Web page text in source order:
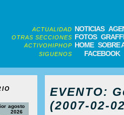
ACTUALIDAD NOTICIAS
OTRAS SECCIONES FOTOS
ACTIVOHIPHOP HOME SOBRE
SIGUENOS FACEBOOK
agosto
2026
EVENTO:
(2007-02-